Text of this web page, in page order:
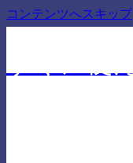
コンテンツへスキップ